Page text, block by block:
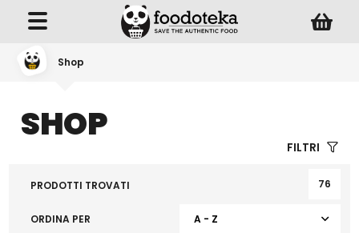
Shop
SHOP
FILTRI
PRODOTTI TROVATI 76
ORDINA PER A - Z